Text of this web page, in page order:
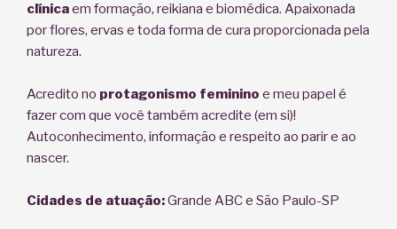
clínicaem formação, reikiana e biomédica. Apaixonada
por flores, ervas e toda forma de cura proporcionada pela
natureza.
Acredito no protagonismo feminino e meu papel é
fazer com que você também acredite (em si)!
Autoconhecimento, informação e respeito ao parir e ao
nascer.
Cidades de atuação:Grande ABC e São Paulo-SP